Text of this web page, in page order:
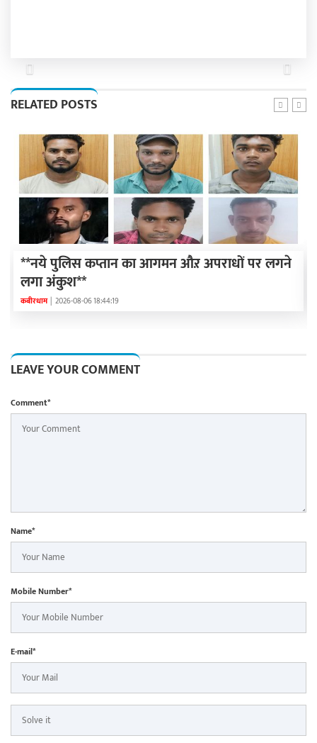
Previous Next
RELATED POSTS
**नये पुलिस कप्तान का आगमन औऱ अपराधों पर लगने
लगा अंकुश**
कबीरधाम| 2026-08-06 18:44:19
LEAVE YOUR COMMENT
Comment*
Name*
Mobile Number*
E-mail*